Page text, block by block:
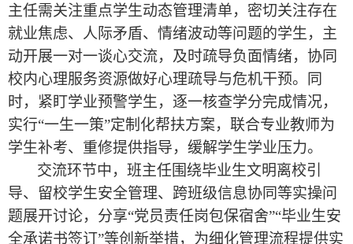
主任需关注重点学生动态管理清单，密切关注存在
就业焦虑、人际矛盾、情绪波动等问题的学生，主
动开展一对一谈心交流，及时疏导负面情绪，协同
校内心理服务资源做好心理疏导与危机干预。同
时，紧盯学业预警学生，逐一核查学分完成情况，
实行“一生一策”定制化帮扶方案，联合专业教师为
学生补考、重修提供指导，缓解学生学业压力。
交流环节中，班主任围绕毕业生文明离校引
导、留校学生安全管理、跨班级信息协同等实操问
题展开讨论，分享“党员责任岗包保宿舍”“毕业生安
全承诺书签订”等创新举措，为细化管理流程提供实